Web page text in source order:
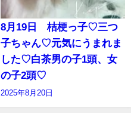
8月19日 桔梗っ子♡三つ
子ちゃん♡元気にうまれま
した♡白茶男の子1頭、女
の子2頭♡
2025年8月20日